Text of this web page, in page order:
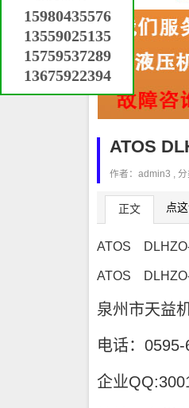
ATOS
作者：admin3 , 分
正文 点
ATOS
ATOS
泉州市天益
电话：
企业
15980435576
13559025135
15759537289
13675922394